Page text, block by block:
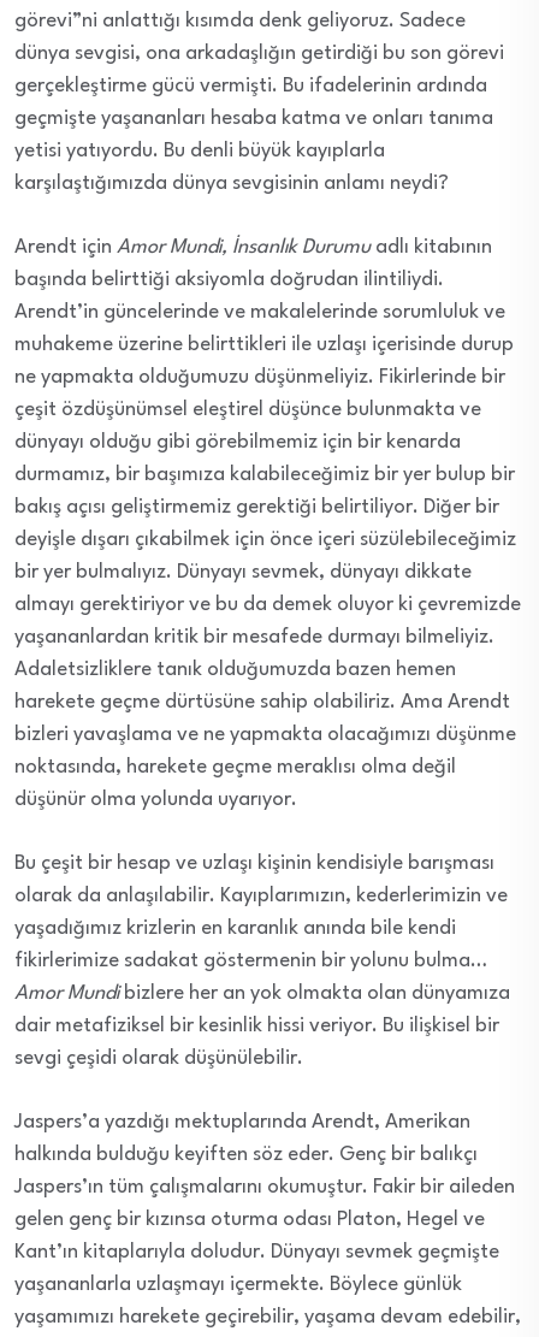
görevi”ni anlattığı kısımda denk geliyoruz. Sadece
dünya sevgisi, ona arkadaşlığın getirdiği bu son görevi
gerçekleştirme gücü vermişti. Bu ifadelerinin ardında
geçmişte yaşananları hesaba katma ve onları tanıma
yetisi yatıyordu. Bu denli büyük kayıplarla
karşılaştığımızda dünya sevgisinin anlamı neydi?
Arendt için Amor Mundi, İnsanlık Durumuadlı kitabının
başında belirttiği aksiyomla doğrudan ilintiliydi.
Arendt’in güncelerinde ve makalelerinde sorumluluk ve
muhakeme üzerine belirttikleri ile uzlaşı içerisinde durup
ne yapmakta olduğumuzu düşünmeliyiz. Fikirlerinde bir
çeşit özdüşünümsel eleştirel düşünce bulunmakta ve
dünyayı olduğu gibi görebilmemiz için bir kenarda
durmamız, bir başımıza kalabileceğimiz bir yer bulup bir
bakış açısı geliştirmemiz gerektiği belirtiliyor. Diğer bir
deyişle dışarı çıkabilmek için önce içeri süzülebileceğimiz
bir yer bulmalıyız. Dünyayı sevmek, dünyayı dikkate
almayı gerektiriyor ve bu da demek oluyor ki çevremizde
yaşananlardan kritik bir mesafede durmayı bilmeliyiz.
Adaletsizliklere tanık olduğumuzda bazen hemen
harekete geçme dürtüsüne sahip olabiliriz. Ama Arendt
bizleri yavaşlama ve ne yapmakta olacağımızı düşünme
noktasında, harekete geçme meraklısı olma değil
düşünür olma yolunda uyarıyor.
Bu çeşit bir hesap ve uzlaşı kişinin kendisiyle barışması
olarak da anlaşılabilir. Kayıplarımızın, kederlerimizin ve
yaşadığımız krizlerin en karanlık anında bile kendi
fikirlerimize sadakat göstermenin bir yolunu bulma…
Amor Mundibizlere her an yok olmakta olan dünyamıza
dair metafiziksel bir kesinlik hissi veriyor. Bu ilişkisel bir
sevgi çeşidi olarak düşünülebilir.
Jaspers’a yazdığı mektuplarında Arendt, Amerikan
halkında bulduğu keyiften söz eder. Genç bir balıkçı
Jaspers’ın tüm çalışmalarını okumuştur. Fakir bir aileden
gelen genç bir kızınsa oturma odası Platon, Hegel ve
Kant’ın kitaplarıyla doludur. Dünyayı sevmek geçmişte
yaşananlarla uzlaşmayı içermekte. Böylece günlük
yaşamımızı harekete geçirebilir, yaşama devam edebilir,